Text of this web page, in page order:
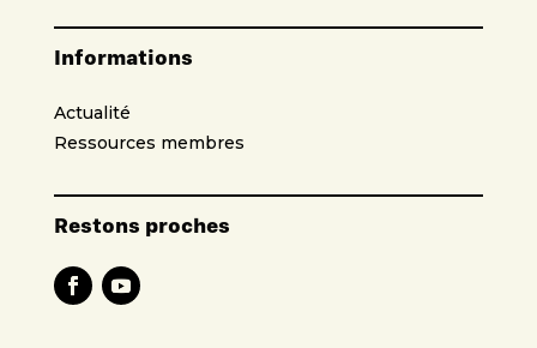
Informations
Actualité
Ressources membres
Restons proches